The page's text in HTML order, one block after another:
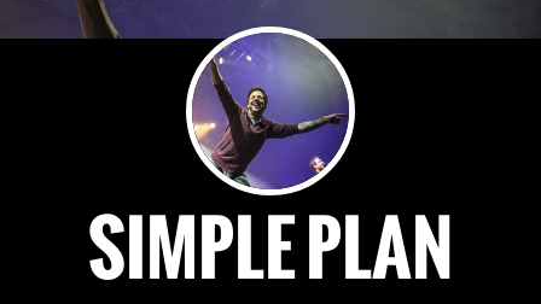
SIMPLE PLAN